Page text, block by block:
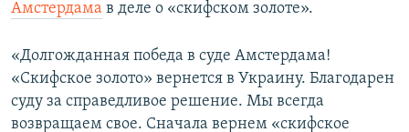
Амстердама в деле о «скифском золоте».
«Долгожданная победа в суде Амстердама!
«Скифское золото» вернется в Украину. Благодарен
суду за справедливое решение. Мы всегда
возвращаем свое. Сначала вернем «скифское